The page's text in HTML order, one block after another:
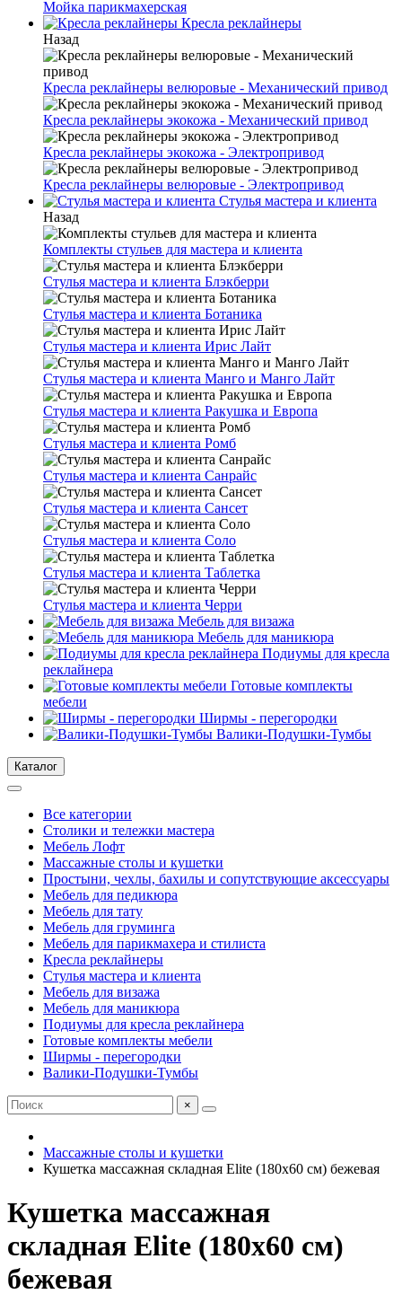
Мойка парикмахерская
Кресла реклайнеры
Назад
Кресла реклайнеры велюровые - Механический привод
Кресла реклайнеры экокожа - Механический привод
Кресла реклайнеры экокожа - Электропривод
Кресла реклайнеры велюровые - Электропривод
Стулья мастера и клиента
Назад
Комплекты стульев для мастера и клиента
Стулья мастера и клиента Блэкберри
Стулья мастера и клиента Ботаника
Стулья мастера и клиента Ирис Лайт
Стулья мастера и клиента Манго и Манго Лайт
Стулья мастера и клиента Ракушка и Европа
Стулья мастера и клиента Ромб
Стулья мастера и клиента Санрайс
Стулья мастера и клиента Сансет
Стулья мастера и клиента Соло
Стулья мастера и клиента Таблетка
Стулья мастера и клиента Черри
Мебель для визажа
Мебель для маникюра
Подиумы для кресла
реклайнера
Готовые комплекты
мебели
Ширмы - перегородки
Валики-Подушки-Тумбы
Каталог
Все категории
Столики и тележки мастера
Мебель Лофт
Массажные столы и кушетки
Простыни, чехлы, бахилы и сопутствующие аксессуары
Мебель для педикюра
Мебель для тату
Мебель для груминга
Мебель для парикмахера и стилиста
Кресла реклайнеры
Стулья мастера и клиента
Мебель для визажа
Мебель для маникюра
Подиумы для кресла реклайнера
Готовые комплекты мебели
Ширмы - перегородки
Валики-Подушки-Тумбы
×
Массажные столы и кушетки
Кушетка массажная складная Elite (180х60 см) бежевая
Кушетка массажная
складная Elite (180х60 см)
бежевая